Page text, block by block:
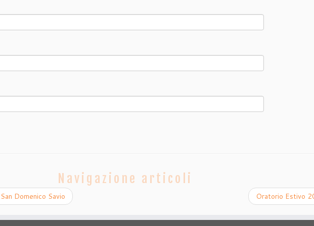
Navigazione articoli
Domenico Savio Oratorio Estivo